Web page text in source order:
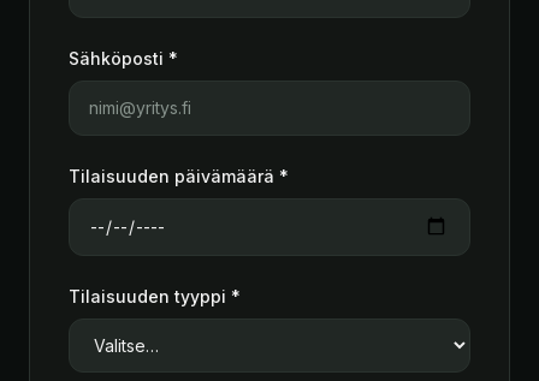
Sähköposti *
Tilaisuuden päivämäärä *
Tilaisuuden tyyppi *